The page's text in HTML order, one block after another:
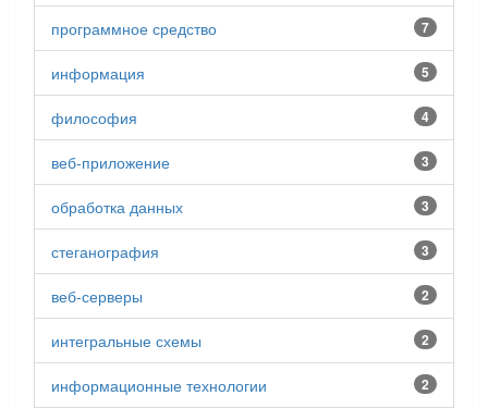
7
программное средство
5
информация
4
философия
3
веб-приложение
3
обработка данных
3
стеганография
2
веб-серверы
2
интегральные схемы
2
информационные технологии